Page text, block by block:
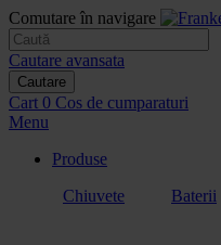
Comutare în navigare
Cautare avansata
Cautare
Cart 0 Cos de cumparaturi
Menu
Produse
Chiuvete
Baterii